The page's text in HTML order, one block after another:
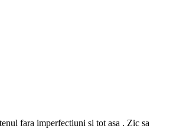
fara imperfectiuni si tot asa . Zic sa